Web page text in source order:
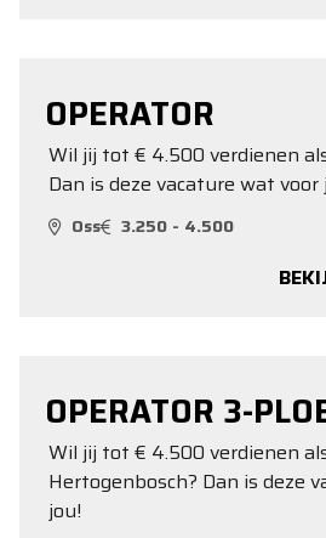
OPERATOR
Wil jij tot € 4.500 verdienen
Dan is deze vacature wat voor
Oss 3.250 - 4.500
OPERATOR 3-
Wil jij tot € 4.500 verdienen
Hertogenbosch? Dan is deze
jou!